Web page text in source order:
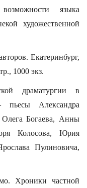
языка
художественной
Екатеринбург,
1000 экз.
драматургии в
Александра
Богаева, Анны
Колосова, Юрия
Пулиновича,
Хроники частной